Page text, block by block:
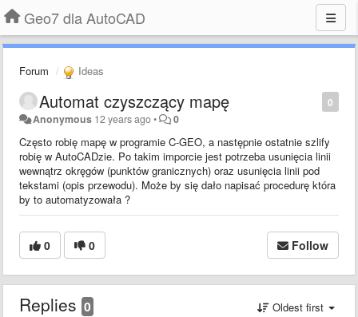
Geo7 dla AutoCAD
Forum Ideas
0
Automat czyszczący mapę
Anonymous 12 years ago• 0
Często robię mapę w programie C-GEO, a następnie ostatnie szlify
robię w AutoCADzie. Po takim imporcie jest potrzeba usunięcia linii
wewnątrz okręgów (punktów granicznych) oraz usunięcia linii pod
tekstami (opis przewodu). Może by się dało napisać procedurę która
by to automatyzowała ?
0 0 Follow
Replies 0 Oldest first